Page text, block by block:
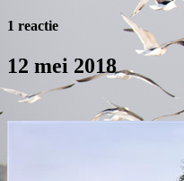
1 reactie
12 mei 2018